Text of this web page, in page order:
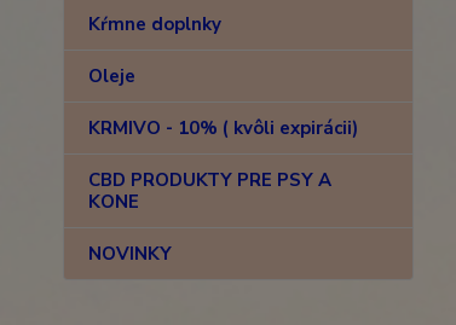
Kŕmne doplnky
Oleje
KRMIVO - 10% ( kvôli expirácii)
CBD PRODUKTY PRE PSY A
KONE
NOVINKY